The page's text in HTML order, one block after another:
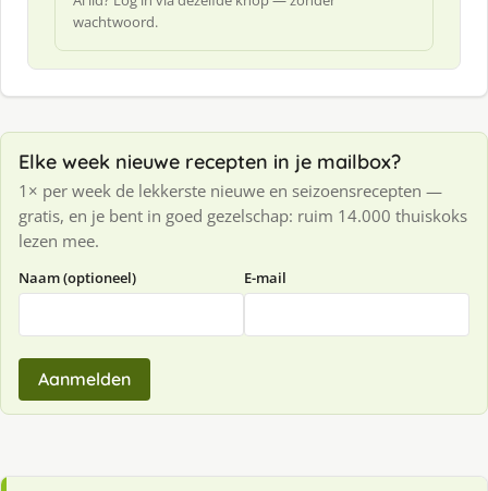
wachtwoord.
Elke week nieuwe recepten in je mailbox?
1× per week de lekkerste nieuwe en seizoensrecepten —
gratis, en je bent in goed gezelschap: ruim 14.000 thuiskoks
lezen mee.
Naam (optioneel) E-mail
Aanmelden